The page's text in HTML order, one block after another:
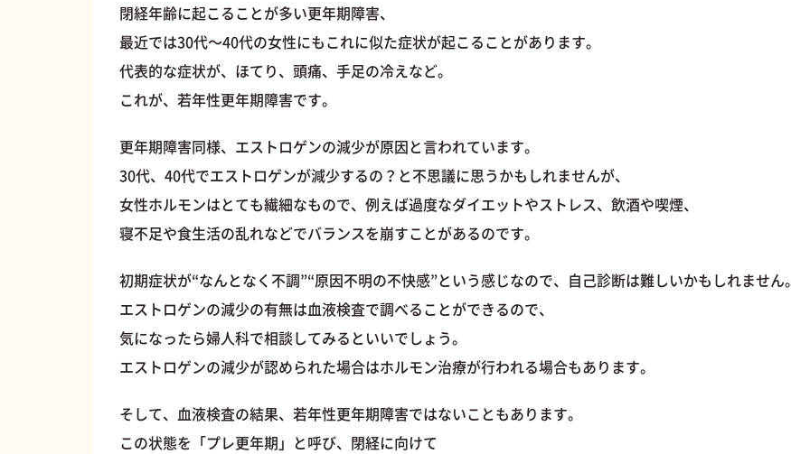
閉経年齢に起こることが多い更年期障害、
最近では30代〜40代の女性にもこれに似た症状が起こることがあります。
代表的な症状が、ほてり、頭痛、手足の冷えなど。
これが、若年性更年期障害です。
更年期障害同様、エストロゲンの減少が原因と言われています。
30代、40代でエストロゲンが減少するの？と不思議に思うかもしれませんが、
女性ホルモンはとても繊細なもので、例えば過度なダイエットやストレス、飲酒や喫煙、
寝不足や食生活の乱れなどでバランスを崩すことがあるのです。
初期症状が“なんとなく不調”“原因不明の不快感”という感じなので、自己診断は難しいかもしれません。
エストロゲンの減少の有無は血液検査で調べることができるので、
気になったら婦人科で相談してみるといいでしょう。
エストロゲンの減少が認められた場合はホルモン治療が行われる場合もあります。
そして、血液検査の結果、若年性更年期障害ではないこともあります。
この状態を「プレ更年期」と呼び、閉経に向けて